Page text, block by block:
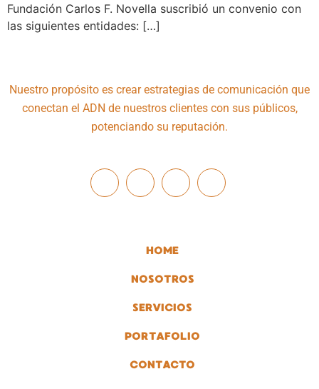
Fundación Carlos F. Novella suscribió un convenio con
las siguientes entidades: […]
Nuestro propósito es crear estrategias de comunicación que
conectan el ADN de nuestros clientes con sus públicos,
potenciando su reputación.
HOME
NOSOTROS
SERVICIOS
PORTAFOLIO
CONTACTO